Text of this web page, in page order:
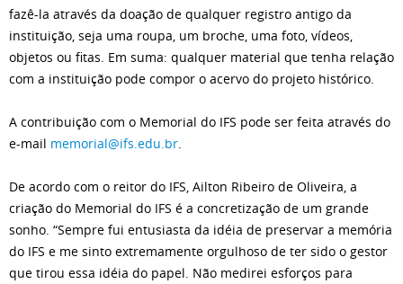
fazê-la através da doação de qualquer registro antigo da
instituição, seja uma roupa, um broche, uma foto, vídeos,
objetos ou fitas. Em suma: qualquer material que tenha relação
com a instituição pode compor o acervo do projeto histórico.
A contribuição com o Memorial do IFS pode ser feita através do
e-mail memorial@ifs.edu.br.
De acordo com o reitor do IFS, Ailton Ribeiro de Oliveira, a
criação do Memorial do IFS é a concretização de um grande
sonho. “Sempre fui entusiasta da idéia de preservar a memória
do IFS e me sinto extremamente orgulhoso de ter sido o gestor
que tirou essa idéia do papel. Não medirei esforços para